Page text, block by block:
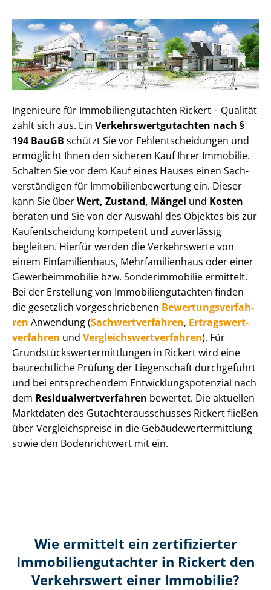
Ingenieure für Im­mo­bi­li­en­gut­ach­ten Rickert – Qualität
zahlt sich aus. Ein Ver­kehrs­wert­gut­ach­ten nach §
194 BauGB schützt Sie vor Fehl­ent­schei­dun­gen und
ermöglicht Ihnen den sicheren Kauf Ihrer Immobilie.
Schalten Sie vor dem Kauf eines Hauses einen Sach­
ver­stän­di­gen für Im­mo­bi­li­en­be­wer­tung ein. Dieser
kann Sie überWert, Zustand, Mängel und Kosten
beraten und Sie von der Auswahl des Objektes bis zur
Kauf­ent­schei­dung kompetent und zuverlässig
begleiten. Hierfür werden die Verkehrswerte von
einem Einfamilienhaus, Mehr­fa­mi­li­en­haus oder einer
Ge­wer­be­im­mo­bi­lie bzw. Sonderimmobilie ermittelt.
Bei der Erstellung von Im­mo­bi­li­en­gut­ach­ten finden
die gesetzlich vor­ge­schrie­be­nen Be­wer­tungs­ver­fah­
ren Anwendung (Sach­wert­ver­fah­ren, Er­trags­wert­
ver­fah­ren und Ver­gleichs­wert­ver­fah­ren). Für
Grund­stücks­wert­ermitt­lun­gen in Rickert wird eine
baurechtliche Prüfung der Liegenschaft durchgeführt
und bei entsprechendem Ent­wick­lungs­po­ten­zi­al nach
dem Re­si­du­al­wert­ver­fah­ren bewertet. Die aktuellen
Marktdaten des Gut­ach­ter­aus­schus­ses Rickert fließen
über Ver­gleichs­prei­se in die Ge­bäu­de­wert­ermitt­lung
sowie den Bodenrichtwert mit ein.
Wie ermittelt ein zertifizierter
Immobilien­gutachter in Rickert den
Verkehrswert einer Immobilie?